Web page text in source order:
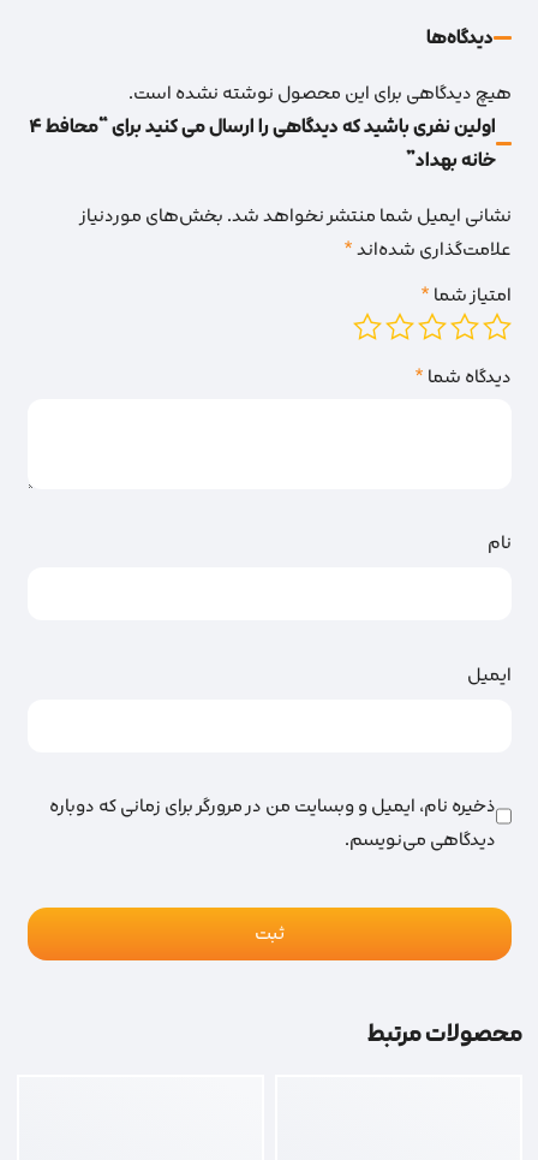
دیدگاه‌‌ها
هیچ دیدگاهی برای این محصول نوشته نشده است.
اولین نفری باشید که دیدگاهی را ارسال می کنید برای “محافط 4
خانه بهداد”
نشانی ایمیل شما منتشر نخواهد شد.بخش‌های موردنیاز
علامت‌گذاری شده‌اند*
امتیاز شما*
دیدگاه شما*
نام
ایمیل
ذخیره نام، ایمیل و وبسایت من در مرورگر برای زمانی که دوباره
دیدگاهی می‌نویسم.
محصولات مرتبط